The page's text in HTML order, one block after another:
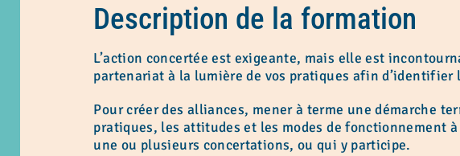
Description de la formation
L’action concertée est exigeante, mais elle est
partenariat à la lumière de vos pratiques afin
Pour créer des alliances, mener à terme une démarche
pratiques, les attitudes et les modes de fonctionnement
une ou plusieurs concertations, ou qui y participe.